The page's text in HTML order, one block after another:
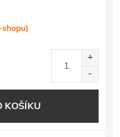
shopu)
KOŠÍKU